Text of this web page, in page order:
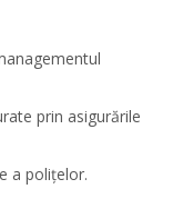
prin asigurările
a polițelor.